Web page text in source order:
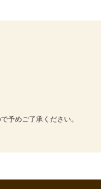
予めご了承ください。